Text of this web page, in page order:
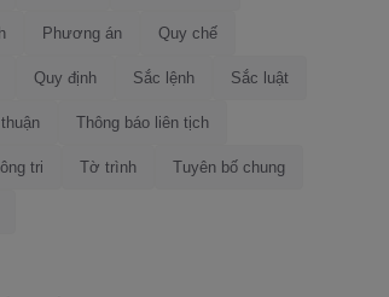
Phương án Quy chế
Quy định Sắc lệnh Sắc luật
Thông báo liên tịch
tri Tờ trình Tuyên bố chung